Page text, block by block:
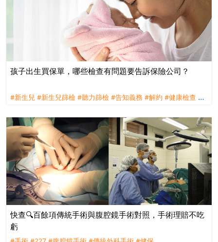
孩子出生買保單，哪些檢查有問題要告訴保險公司？
#新生兒 #新生兒篩檢 #聽力篩檢 #告知義務 #解約 #健康檢查 #
快查🔍百餘項傳統手術與腹腔鏡手術對照，手術理賠不吃
虧